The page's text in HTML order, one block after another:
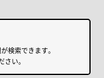
検索できます。
さい。